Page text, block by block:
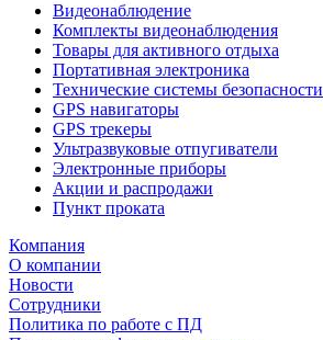
Видеонаблюдение
Комплекты видеонаблюдения
Товары для активного отдыха
Портативная электроника
Технические системы безопасности
GPS навигаторы
GPS трекеры
Ультразвуковые отпугиватели
Электронные приборы
Акции и распродажи
Пункт проката
Компания
О компании
Новости
Сотрудники
Политика по работе с ПД